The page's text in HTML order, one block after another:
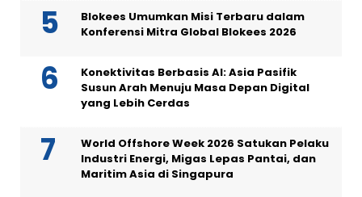
Blokees Umumkan Misi Terbaru dalam
Konferensi Mitra Global Blokees 2026
Konektivitas Berbasis AI: Asia Pasifik
Susun Arah Menuju Masa Depan Digital
yang Lebih Cerdas
World Offshore Week 2026 Satukan Pelaku
Industri Energi, Migas Lepas Pantai, dan
Maritim Asia di Singapura